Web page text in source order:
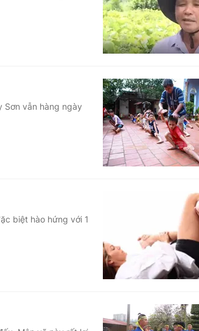
Sơn vẫn hàng ngày
biệt hào hứng với 1